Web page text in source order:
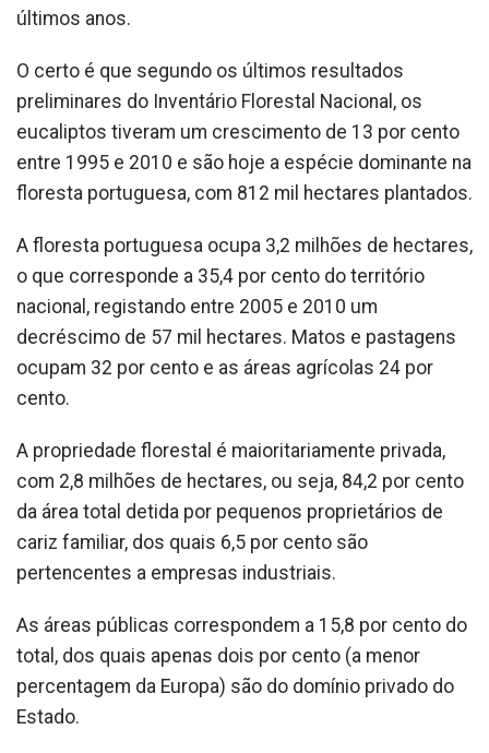
últimos anos.
O certo é que segundo os últimos resultados
preliminares do Inventário Florestal Nacional, os
eucaliptos tiveram um crescimento de 13 por cento
entre 1995 e 2010 e são hoje a espécie dominante na
floresta portuguesa, com 812 mil hectares plantados.
A floresta portuguesa ocupa 3,2 milhões de hectares,
o que corresponde a 35,4 por cento do território
nacional, registando entre 2005 e 2010 um
decréscimo de 57 mil hectares. Matos e pastagens
ocupam 32 por cento e as áreas agrícolas 24 por
cento.
A propriedade florestal é maioritariamente privada,
com 2,8 milhões de hectares, ou seja, 84,2 por cento
da área total detida por pequenos proprietários de
cariz familiar, dos quais 6,5 por cento são
pertencentes a empresas industriais.
As áreas públicas correspondem a 15,8 por cento do
total, dos quais apenas dois por cento (a menor
percentagem da Europa) são do domínio privado do
Estado.